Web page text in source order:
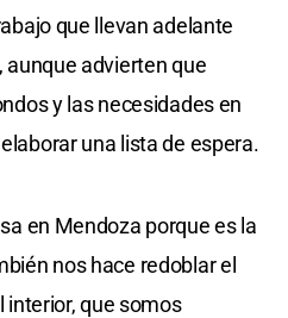
que llevan adelante
advierten que
y las necesidades en
una lista de espera.
en Mendoza porque es la
nos hace redoblar el
interior, que somos